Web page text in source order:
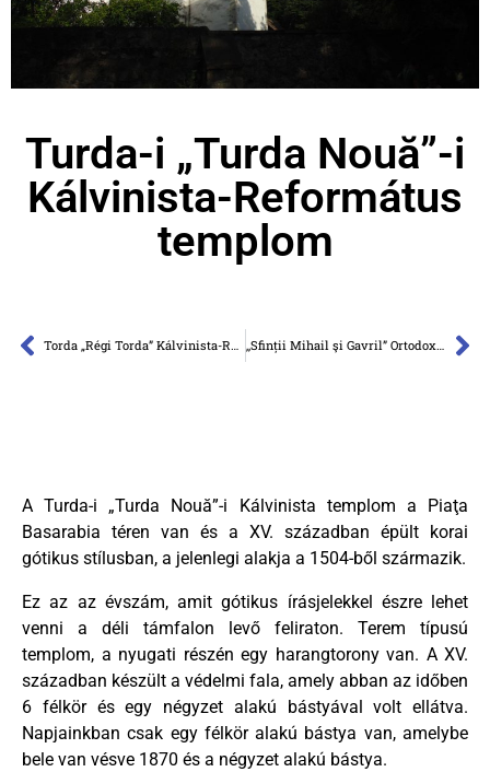
Turda-i „Turda Nouă”-i
Kálvinista-Református
templom
Torda „Régi Torda” Kálvinista-Református templom ,,Sfinții Mihail şi Gavril” Ortodox Templom Turda
A Turda-i „Turda Nouă”-i Kálvinista templom a Piaţa
Basarabia téren van és a XV. században épült korai
gótikus stílusban, a jelenlegi alakja a 1504-ből származik.
Ez az az évszám, amit gótikus írásjelekkel észre lehet
venni a déli támfalon levő feliraton. Terem típusú
templom, a nyugati részén egy harangtorony van. A XV.
században készült a védelmi fala, amely abban az időben
6 félkör és egy négyzet alakú bástyával volt ellátva.
Napjainkban csak egy félkör alakú bástya van, amelybe
bele van vésve 1870 és a négyzet alakú bástya.